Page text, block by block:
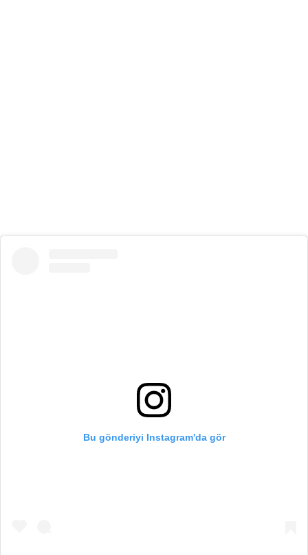
Bu gönderiyi Instagram'da gör